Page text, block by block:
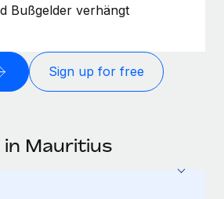
Bußgelder verhängt
Sign up for free
in Mauritius